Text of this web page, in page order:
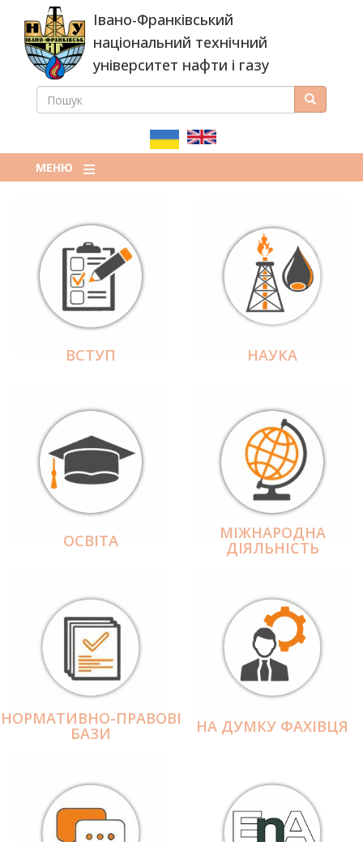
основного
вмісту
Івано-Франківський
національний технічний
університет нафти і газу
ПОШУКОВА
ПОШУК Пошук
МЕНЮ
ВСТУП НАУКА
ОСВІТА МІЖНАРОДНА
ДІЯЛЬНІCТЬ
НОРМАТИВНО-ПРАВОВІ
БАЗИ НА ДУМКУ ФАХІВЦЯ